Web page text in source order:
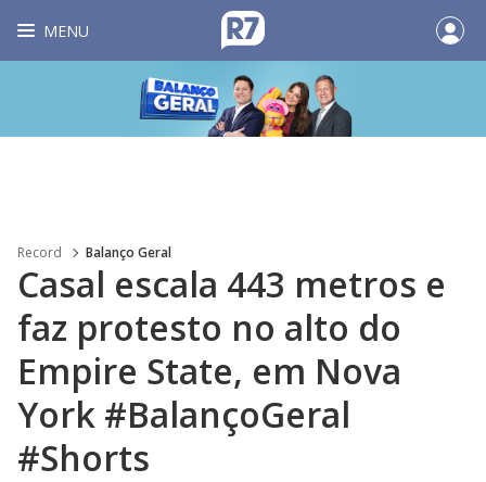
MENU
Record Balanço Geral
Casal escala 443 metros e
faz protesto no alto do
Empire State, em Nova
York #BalançoGeral
#Shorts